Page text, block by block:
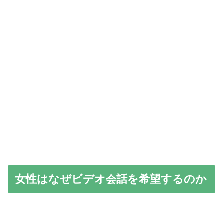
女性はなぜビデオ会話を希望するのか